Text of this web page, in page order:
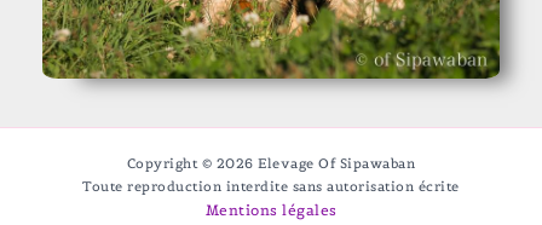
Copyright © 2026 Elevage Of Sipawaban
Toute reproduction interdite sans autorisation écrite
Mentions légales